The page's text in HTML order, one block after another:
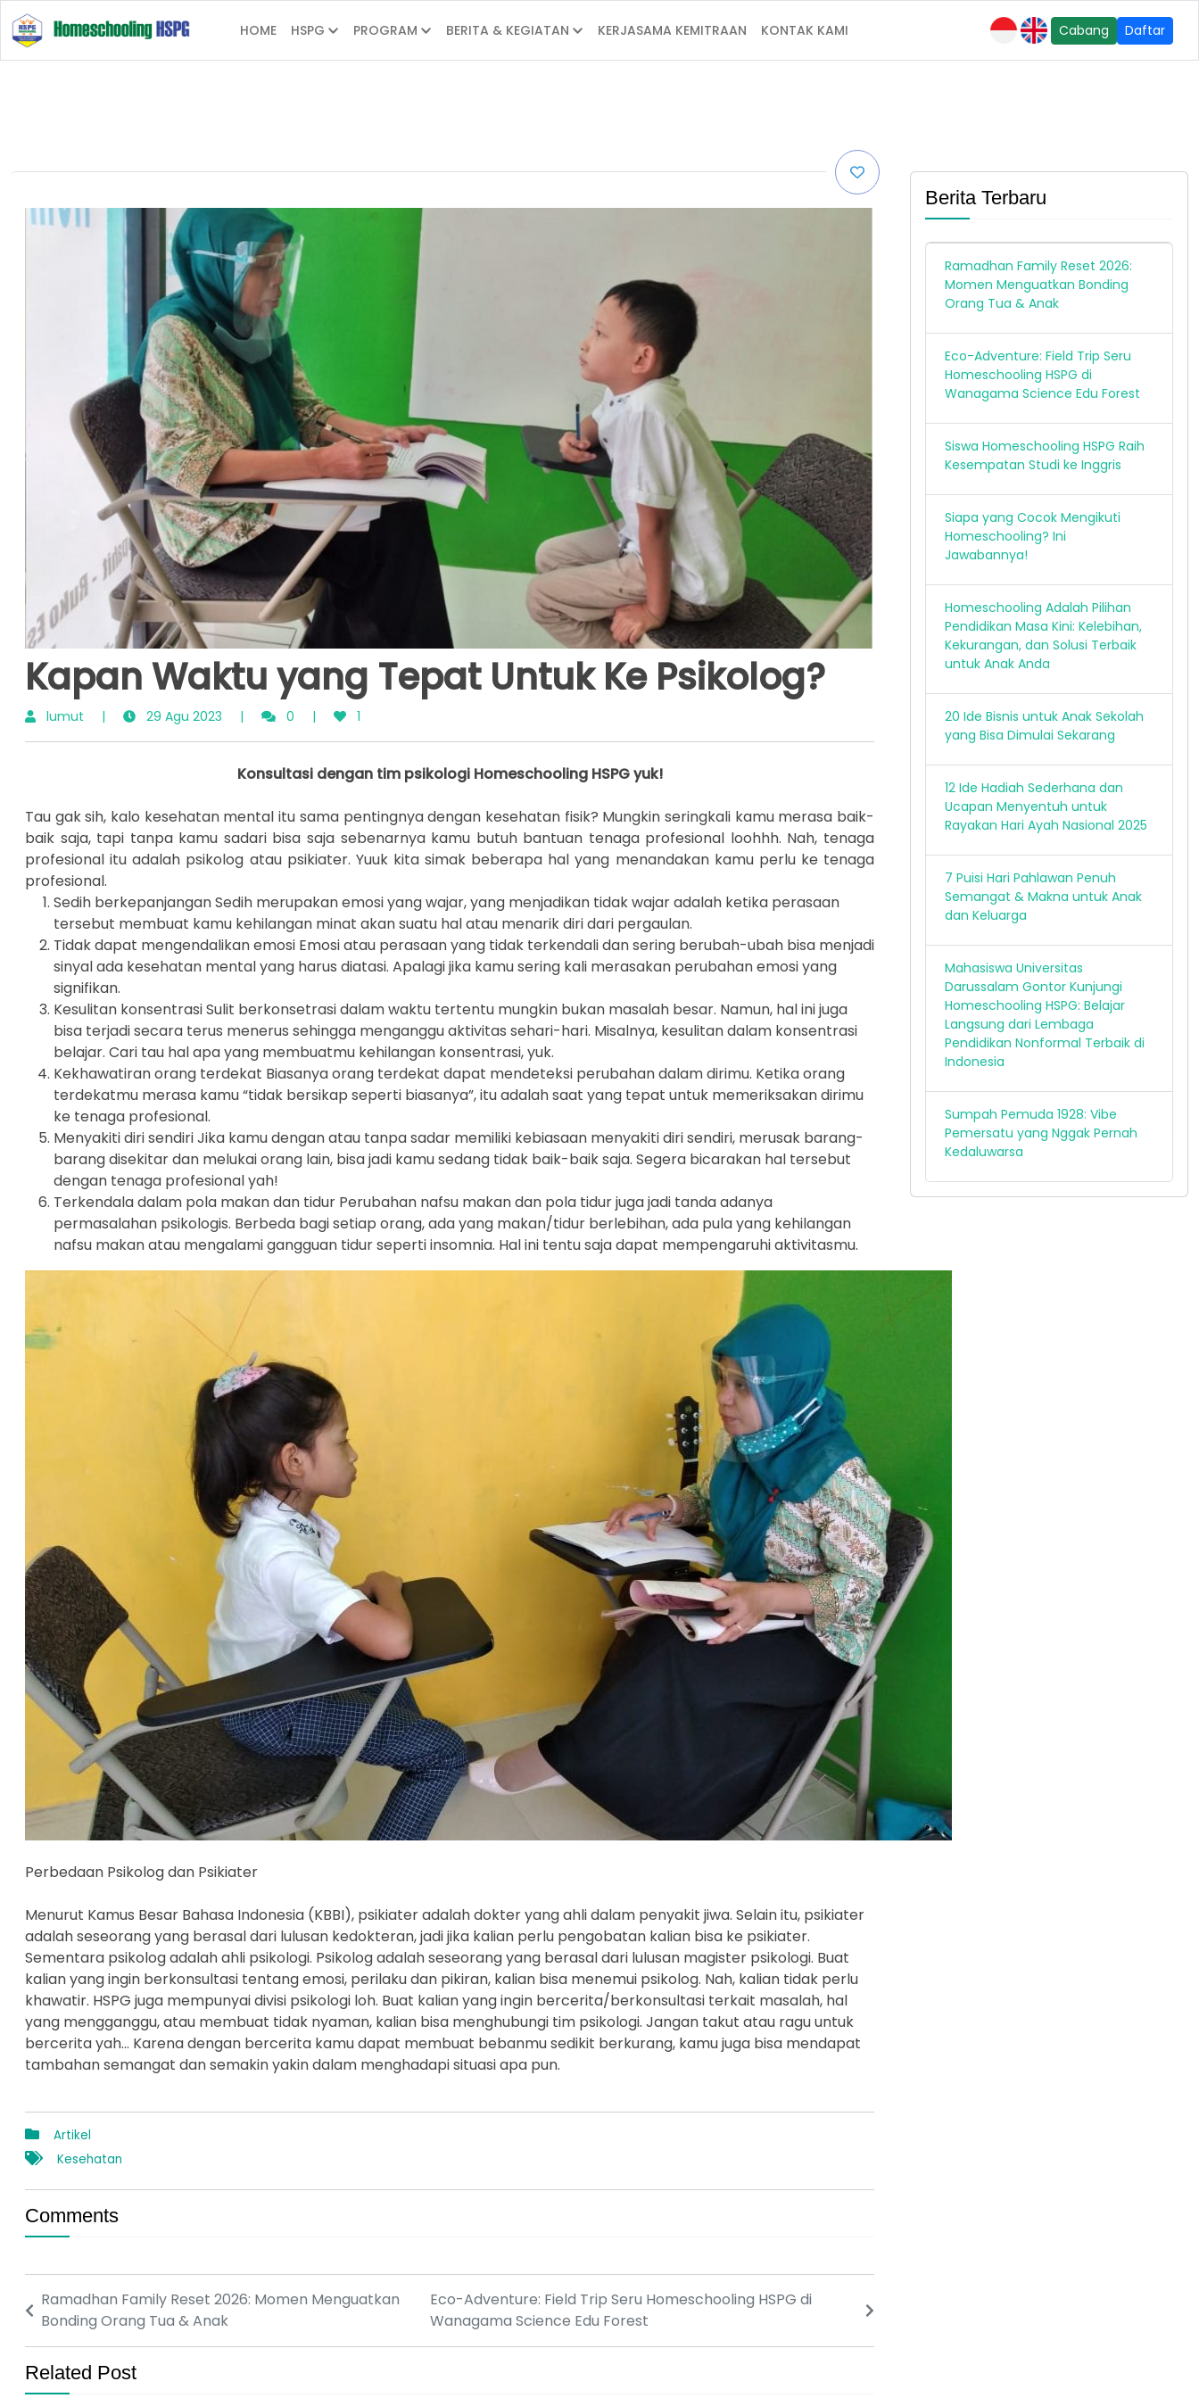
HOME HSPG PROGRAM BERITA & KEGIATAN KERJASAMA KEMITRAAN KONTAK KAMI Cabang Daftar
Kapan Waktu yang Tepat Untuk Ke Psikolog?
lumut | 29 Agu 2023 | 0 | 1
Konsultasi dengan tim psikologi Homeschooling HSPG yuk!
Tau gak sih, kalo kesehatan mental itu sama pentingnya dengan kesehatan fisik? Mungkin seringkali kamu merasa baik-
baik saja, tapi tanpa kamu sadari bisa saja sebenarnya kamu butuh bantuan tenaga profesional loohhh. Nah, tenaga
profesional itu adalah psikolog atau psikiater. Yuuk kita simak beberapa hal yang menandakan kamu perlu ke tenaga
profesional.
Sedih berkepanjangan Sedih merupakan emosi yang wajar, yang menjadikan tidak wajar adalah ketika perasaan
tersebut membuat kamu kehilangan minat akan suatu hal atau menarik diri dari pergaulan.
Tidak dapat mengendalikan emosi Emosi atau perasaan yang tidak terkendali dan sering berubah-ubah bisa menjadi
sinyal ada kesehatan mental yang harus diatasi. Apalagi jika kamu sering kali merasakan perubahan emosi yang
signifikan.
Kesulitan konsentrasi Sulit berkonsetrasi dalam waktu tertentu mungkin bukan masalah besar. Namun, hal ini juga
bisa terjadi secara terus menerus sehingga menganggu aktivitas sehari-hari. Misalnya, kesulitan dalam konsentrasi
belajar. Cari tau hal apa yang membuatmu kehilangan konsentrasi, yuk.
Kekhawatiran orang terdekat Biasanya orang terdekat dapat mendeteksi perubahan dalam dirimu. Ketika orang
terdekatmu merasa kamu “tidak bersikap seperti biasanya”, itu adalah saat yang tepat untuk memeriksakan dirimu
ke tenaga profesional.
Menyakiti diri sendiri Jika kamu dengan atau tanpa sadar memiliki kebiasaan menyakiti diri sendiri, merusak barang-
barang disekitar dan melukai orang lain, bisa jadi kamu sedang tidak baik-baik saja. Segera bicarakan hal tersebut
dengan tenaga profesional yah!
Terkendala dalam pola makan dan tidur Perubahan nafsu makan dan pola tidur juga jadi tanda adanya
permasalahan psikologis. Berbeda bagi setiap orang, ada yang makan/tidur berlebihan, ada pula yang kehilangan
nafsu makan atau mengalami gangguan tidur seperti insomnia. Hal ini tentu saja dapat mempengaruhi aktivitasmu.
Perbedaan Psikolog dan Psikiater
Menurut Kamus Besar Bahasa Indonesia (KBBI), psikiater adalah dokter yang ahli dalam penyakit jiwa. Selain itu, psikiater
adalah seseorang yang berasal dari lulusan kedokteran, jadi jika kalian perlu pengobatan kalian bisa ke psikiater.
Sementara psikolog adalah ahli psikologi. Psikolog adalah seseorang yang berasal dari lulusan magister psikologi. Buat
kalian yang ingin berkonsultasi tentang emosi, perilaku dan pikiran, kalian bisa menemui psikolog. Nah, kalian tidak perlu
khawatir. HSPG juga mempunyai divisi psikologi loh. Buat kalian yang ingin bercerita/berkonsultasi terkait masalah, hal
yang mengganggu, atau membuat tidak nyaman, kalian bisa menghubungi tim psikologi. Jangan takut atau ragu untuk
bercerita yah… Karena dengan bercerita kamu dapat membuat bebanmu sedikit berkurang, kamu juga bisa mendapat
tambahan semangat dan semakin yakin dalam menghadapi situasi apa pun.
Artikel
Kesehatan
Comments
Ramadhan Family Reset 2026: Momen Menguatkan
Bonding Orang Tua & Anak
Eco-Adventure: Field Trip Seru Homeschooling HSPG di
Wanagama Science Edu Forest
Related Post
Berita Terbaru
Ramadhan Family Reset 2026:
Momen Menguatkan Bonding
Orang Tua & Anak
Eco-Adventure: Field Trip Seru
Homeschooling HSPG di
Wanagama Science Edu Forest
Siswa Homeschooling HSPG Raih
Kesempatan Studi ke Inggris
Siapa yang Cocok Mengikuti
Homeschooling? Ini
Jawabannya!
Homeschooling Adalah Pilihan
Pendidikan Masa Kini: Kelebihan,
Kekurangan, dan Solusi Terbaik
untuk Anak Anda
20 Ide Bisnis untuk Anak Sekolah
yang Bisa Dimulai Sekarang
12 Ide Hadiah Sederhana dan
Ucapan Menyentuh untuk
Rayakan Hari Ayah Nasional 2025
7 Puisi Hari Pahlawan Penuh
Semangat & Makna untuk Anak
dan Keluarga
Mahasiswa Universitas
Darussalam Gontor Kunjungi
Homeschooling HSPG: Belajar
Langsung dari Lembaga
Pendidikan Nonformal Terbaik di
Indonesia
Sumpah Pemuda 1928: Vibe
Pemersatu yang Nggak Pernah
Kedaluwarsa